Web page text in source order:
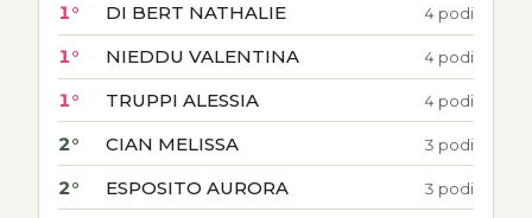
1° DI BERT NATHALIE 4 podi
1° NIEDDU VALENTINA 4 podi
1° TRUPPI ALESSIA 4 podi
2° CIAN MELISSA 3 podi
2° ESPOSITO AURORA 3 podi